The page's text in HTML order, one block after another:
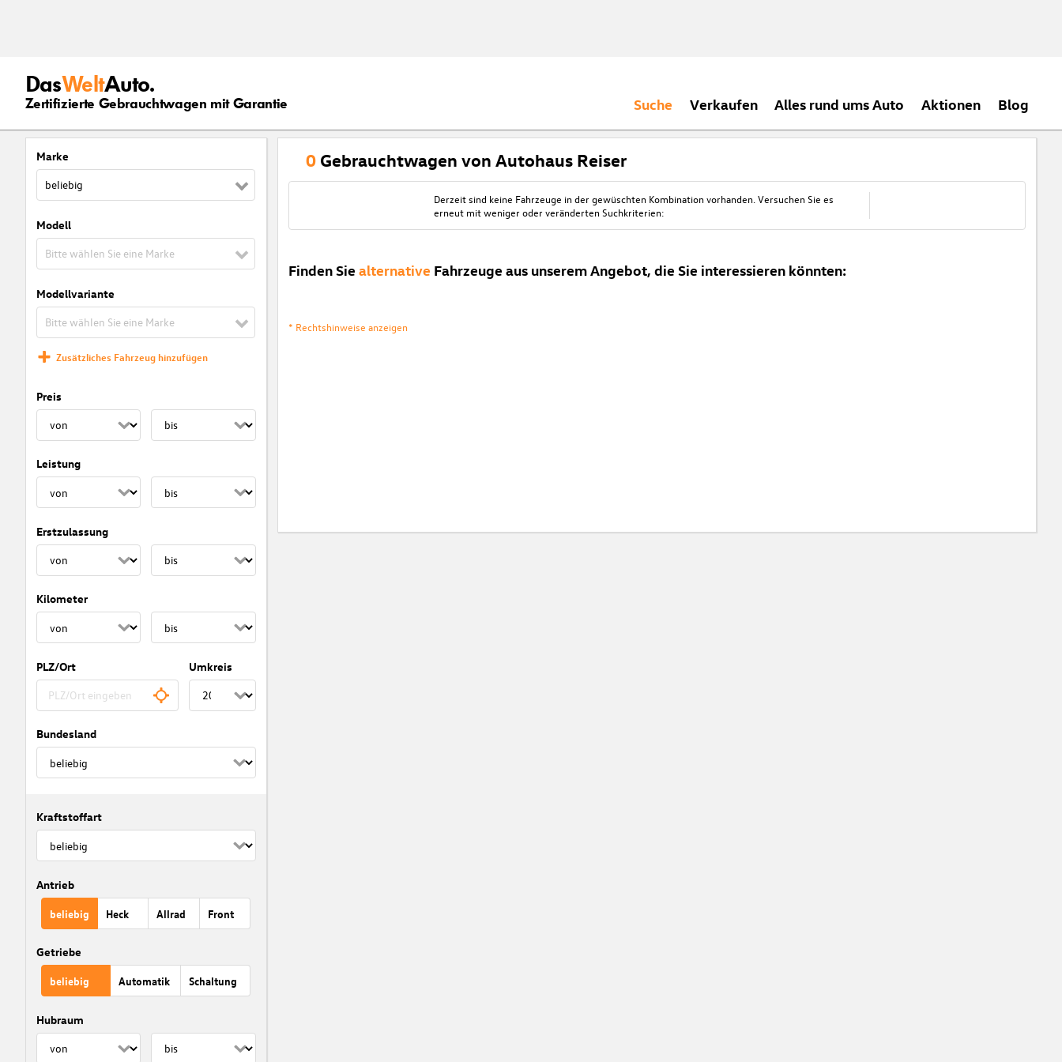
DasWeltAuto.
Zertifizierte Gebrauchtwagen mit Garantie Suche Verkaufen Alles rund ums Auto Aktionen Blog
Marke
beliebig
Modell
Bitte wählen Sie eine Marke
Modellvariante
Bitte wählen Sie eine Marke
Zusätzliches Fahrzeug hinzufügen
Preis
Leistung
Erstzulassung
Kilometer
PLZ/Ort Umkreis
Bundesland
Kraftstoffart
Antrieb
beliebig Heck Allrad Front
Getriebe
beliebig Automatik Schaltung
Hubraum
0 Gebrauchtwagen von Autohaus Reiser
Derzeit sind keine Fahrzeuge in der gewüschten Kombination vorhanden. Versuchen Sie es
erneut mit weniger oder veränderten Suchkriterien:
Finden Sie alternative Fahrzeuge aus unserem Angebot, die Sie interessieren könnten:
* Rechtshinweise anzeigen